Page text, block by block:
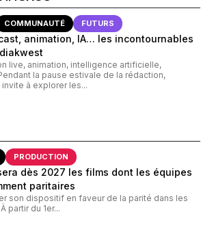
COMMUNAUTÉ FUTURS
animation, IA… les incontournables
live, animation, intelligence artificielle,
la pause estivale de la rédaction,
à explorer les...
PRODUCTION
dès 2027 les films dont les équipes
paritaires
son dispositif en faveur de la parité dans les
partir du 1er...